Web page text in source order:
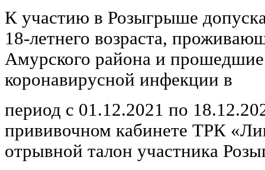
К участию в Розыгрыше
18-летнего возраста,
Амурского района и
коронавирусной инфекции в
период с 01.12.2021 по
прививочном кабинете ТРК
отрывной талон участника